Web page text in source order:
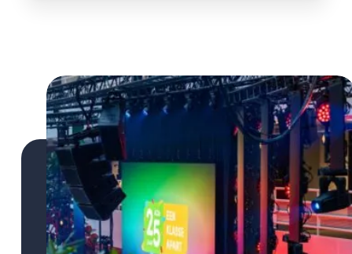
Zekerheid vóórdat u op locatie staat
Duidelijke keuzes, geen verrassingen.